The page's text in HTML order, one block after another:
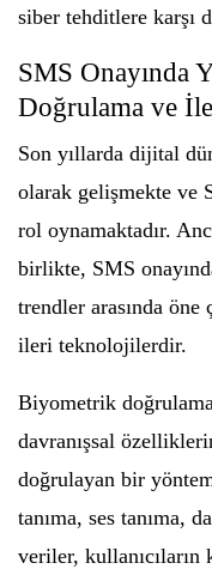
siber tehditlere karşı
SMS Onayında
Doğrulama ve
Son yıllarda dijital
olarak gelişmekte ve
rol oynamaktadır.
birlikte, SMS
trendler arasında
ileri teknolojilerdir.
Biyometrik
davranışsal
doğrulayan bir
tanıma, ses tanıma,
veriler,